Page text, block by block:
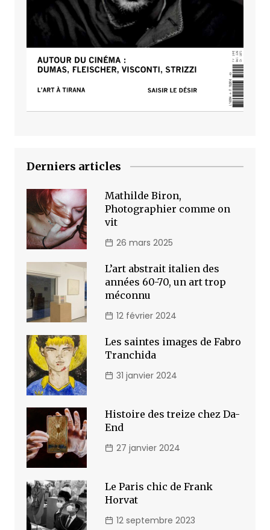
Derniers articles
Mathilde Biron,
Photographier comme on
vit
26 mars 2025
L’art abstrait italien des
années 60-70, un art trop
méconnu
12 février 2024
Les saintes images de Fabro
Tranchida
31 janvier 2024
Histoire des treize chez Da-
End
27 janvier 2024
Le Paris chic de Frank
Horvat
12 septembre 2023